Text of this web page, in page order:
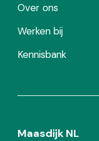
Over ons
Werken bij
Kennisbank
Maasdijk NL